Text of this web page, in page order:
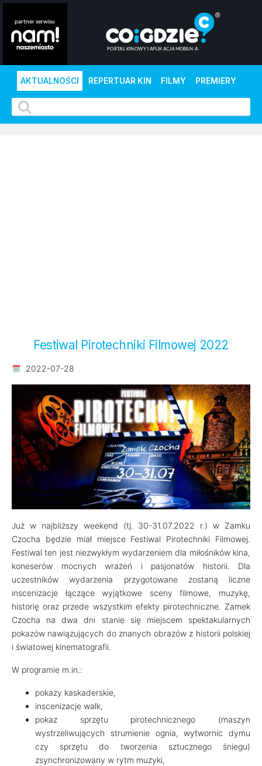
AKTUALNOŚCI REPERTUAR KIN FILMY PREMIERY
Festiwal Pirotechniki Filmowej 2022
2022-07-28
Już w najbliższy weekend (tj. 30-31.07.2022 r.) w Zamku
Czocha będzie miał miejsce Festiwal Pirotechniki Filmowej.
Festiwal ten jest niezwykłym wydarzeniem dla miłośników kina,
koneserów mocnych wrażeń i pasjonatów historii. Dla
uczestników wydarzenia przygotowane zostaną liczne
inscenizacje łączące wyjątkowe sceny filmowe, muzykę,
historię oraz przede wszystkim efekty pirotechniczne. Zamek
Czocha na dwa dni stanie się miejscem spektakularnych
pokazów nawiązujących do znanych obrazów z historii polskiej
i światowej kinematografii.
W programie m.in.:
pokazy kaskaderskie,
inscenizacje walk,
pokaz sprzętu pirotechnicznego (maszyn
wystrzeliwujących strumienie ognia, wytwornic dymu
czy sprzętu do tworzenia sztucznego śniegu)
zsynchronizowany w rytm muzyki,